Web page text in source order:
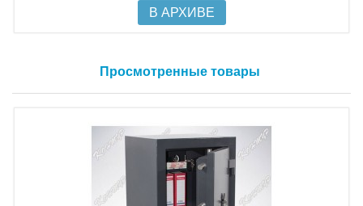
В АРХИВЕ
Просмотренные товары